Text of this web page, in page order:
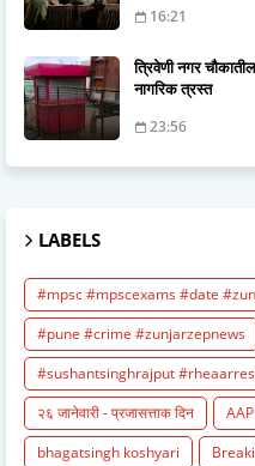
16:21
त्रिवेणी नगर
नागरिक त्रस्त
23:56
LABELS
#mpsc #mpscexams #date
#pune #crime #zunjarzepnews
#sushantsinghrajput
२६ जानेवारी - प्रजासत्ताक दिन
AAP
bhagatsingh koshyari